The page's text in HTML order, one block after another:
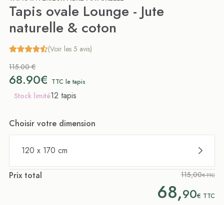
Tapis ovale Lounge - Jute
naturelle & coton
(Voir les 5 avis)
115.00 €
68.90€ TTC le tapis
Stock limité12 tapis
Choisir votre dimension
120 x 170 cm
Prix total 115,00€ TTC
68,90€ TTC